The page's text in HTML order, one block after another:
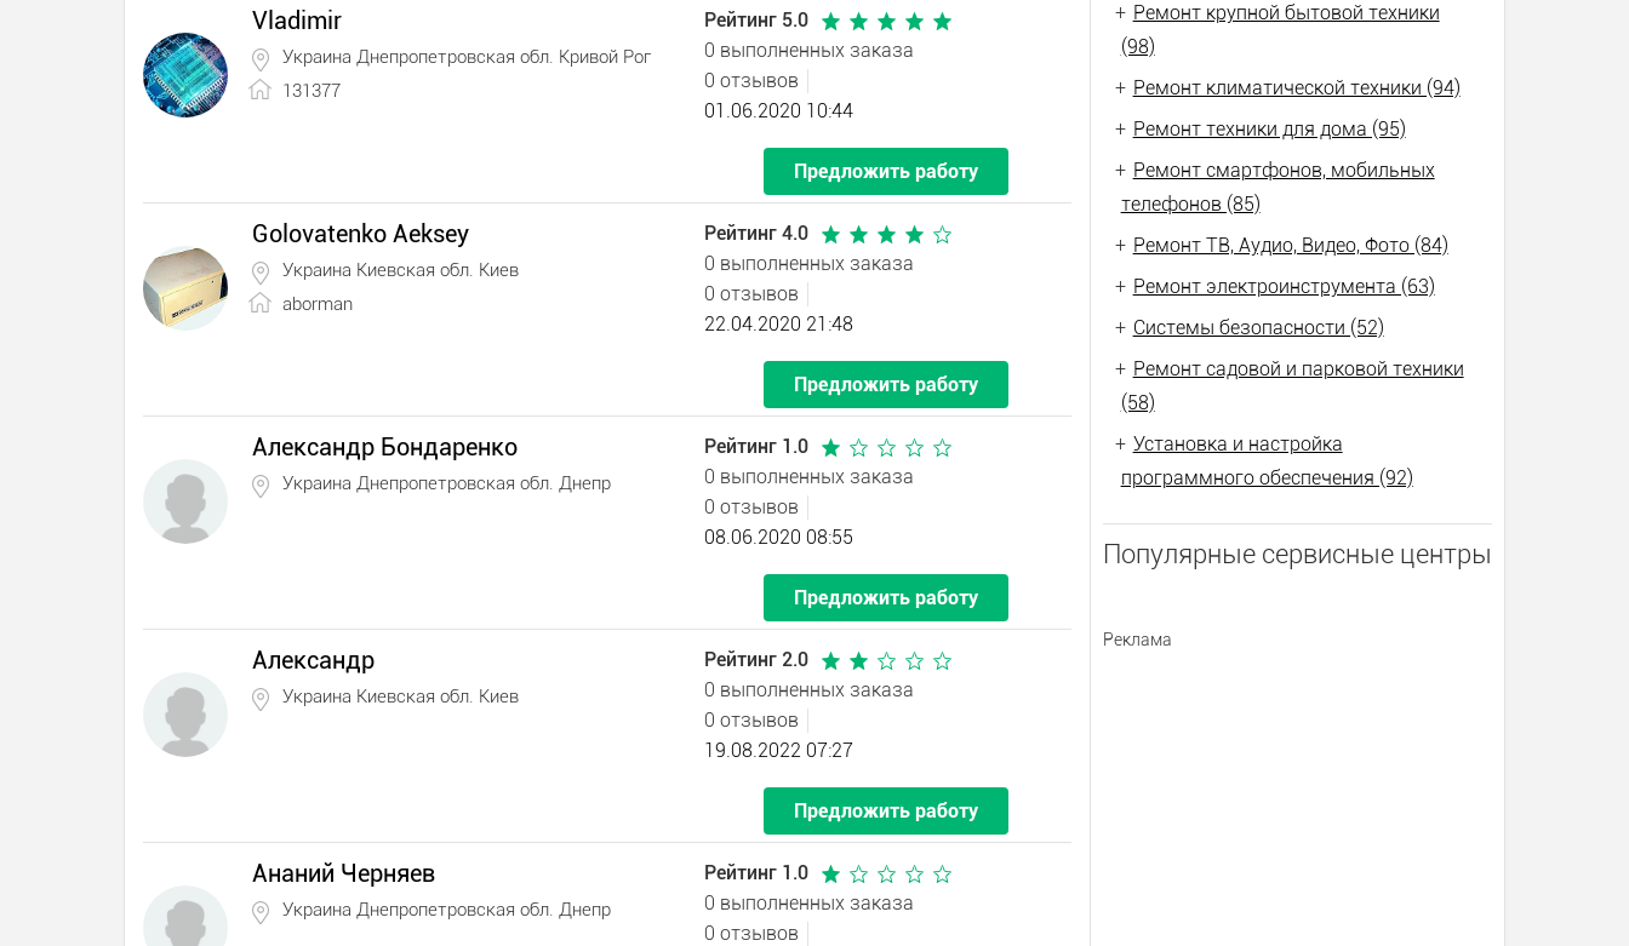
Vladimir
Украина Днепропетровская обл. Кривой Рог
131377
Рейтинг 5.0
0 выполненных заказа
0 отзывов
01.06.2020 10:44
Предложить работу
Golovatenko Aeksey
Украина Киевская обл. Киев
aborman
Рейтинг 4.0
0 выполненных заказа
0 отзывов
22.04.2020 21:48
Предложить работу
Александр Бондаренко
Украина Днепропетровская обл. Днепр
Рейтинг 1.0
0 выполненных заказа
0 отзывов
08.06.2020 08:55
Предложить работу
Александр
Украина Киевская обл. Киев
Рейтинг 2.0
0 выполненных заказа
0 отзывов
19.08.2022 07:27
Предложить работу
Ананий Черняев
Украина Днепропетровская обл. Днепр
Рейтинг 1.0
0 выполненных заказа
0 отзывов
+ Ремонт крупной бытовой техники
(98)
+ Ремонт климатической техники (94)
+ Ремонт техники для дома (95)
+ Ремонт смартфонов, мобильных
телефонов (85)
+ Ремонт ТВ, Аудио, Видео, Фото (84)
+ Ремонт электроинструмента (63)
+ Системы безопасности (52)
+ Ремонт садовой и парковой техники
(58)
+ Установка и настройка
программного обеспечения (92)
Популярные сервисные центры
Реклама